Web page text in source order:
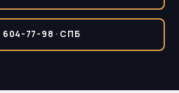
604-77-98 · СПБ